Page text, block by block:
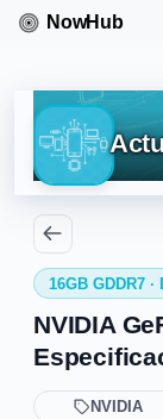
16GB GDDR7 ·
NVIDIA
NVIDIA